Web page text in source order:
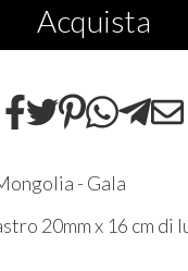
Acquista
- Gala
20mm x 16 cm di